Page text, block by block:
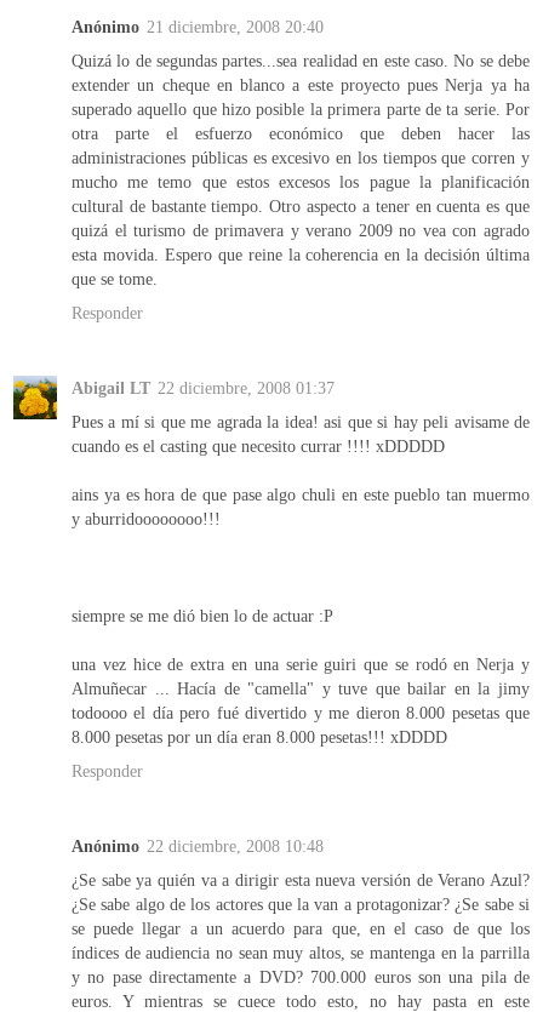
Anónimo 21 diciembre, 2008 20:40
Quizá lo de segundas partes...sea realidad en este caso. No se debe
extender un cheque en blanco a este proyecto pues Nerja ya ha
superado aquello que hizo posible la primera parte de ta serie. Por
otra parte el esfuerzo económico que deben hacer las
administraciones públicas es excesivo en los tiempos que corren y
mucho me temo que estos excesos los pague la planificación
cultural de bastante tiempo. Otro aspecto a tener en cuenta es que
quizá el turismo de primavera y verano 2009 no vea con agrado
esta movida. Espero que reine la coherencia en la decisión última
que se tome.
Responder
Abigail LT 22 diciembre, 2008 01:37
Pues a mí si que me agrada la idea! asi que si hay peli avisame de
cuando es el casting que necesito currar !!!! xDDDDD
ains ya es hora de que pase algo chuli en este pueblo tan muermo
y aburridoooooooo!!!
siempre se me dió bien lo de actuar :P
una vez hice de extra en una serie guiri que se rodó en Nerja y
Almuñecar ... Hacía de "camella" y tuve que bailar en la jimy
todoooo el día pero fué divertido y me dieron 8.000 pesetas que
8.000 pesetas por un día eran 8.000 pesetas!!! xDDDD
Responder
Anónimo 22 diciembre, 2008 10:48
¿Se sabe ya quién va a dirigir esta nueva versión de Verano Azul?
¿Se sabe algo de los actores que la van a protagonizar? ¿Se sabe si
se puede llegar a un acuerdo para que, en el caso de que los
índices de audiencia no sean muy altos, se mantenga en la parrilla
y no pase directamente a DVD? 700.000 euros son una pila de
euros. Y mientras se cuece todo esto, no hay pasta en este